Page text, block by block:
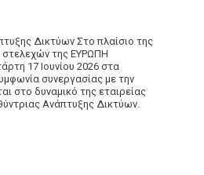
Δικτύων Στο πλαίσιο της
στελεχών της ΕΥΡΩΠΗ
17 Ιουνίου 2026 στα
συνεργασίας με την
στο δυναμικό της εταιρείας
Ανάπτυξης Δικτύων.